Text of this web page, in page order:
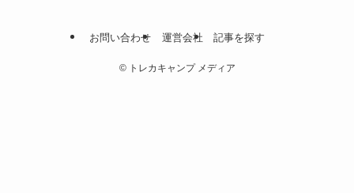
お問い合わせ 運営会社 記事を探す
©トレカキャンプ メディア